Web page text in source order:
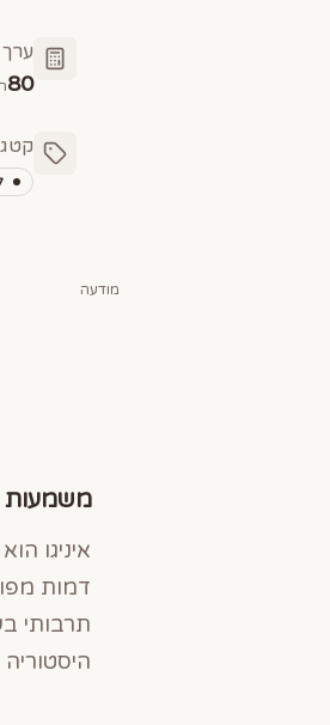
80
מודעה
דמות
תרבותי